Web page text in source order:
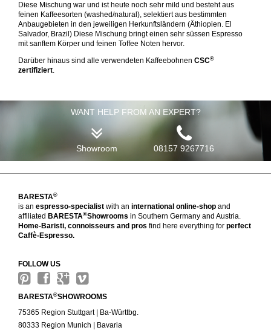
Diese Mischung war und ist heute noch sehr mild und besteht aus
feinen Kaffeesorten (washed/natural), selektiert aus bestimmten
Anbaugebieten in den jeweiligen Herkunftsländern (Äthiopien. El
Salvador, Brazil) Diese Mischung bringt einen sehr süssen Espresso
mit sanftem Körper und feinen Toffee Noten hervor.
Darüber hinaus sind alle verwendeten Kaffeebohnen CSC®
zertifiziert.
WANT HELP FROM AN EXPERT?
Showroom 08157 9267716
BARESTA®
is an espresso-specialist with an international online-shop and
affiliated BARESTA®Showrooms in Southern Germany and Austria.
Home-Baristi, connoisseurs and pros find here everything for perfect
Caffè-Espresso.
FOLLOW US
BARESTA®SHOWROOMS
75365 Region Stuttgart | Ba-Württbg.
80333 Region Munich | Bavaria